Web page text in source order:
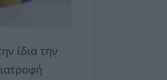
ίδια την